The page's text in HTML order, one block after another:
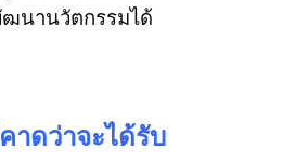
นานวัตกรรมได้
าดว่าจะได้รับ